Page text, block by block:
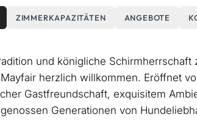
ZIMMERKAPAZITÄTEN ANGEBOTE
und königliche
herzlich willkommen. Eröffnet
Gastfreundschaft, exquisitem
Generationen von